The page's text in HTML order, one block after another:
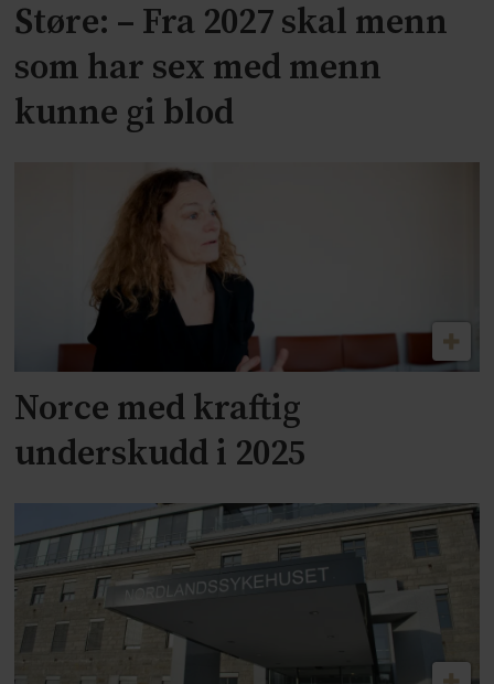
Støre: – Fra 2027 skal menn
som har sex med menn
kunne gi blod
Norce med kraftig
underskudd i 2025